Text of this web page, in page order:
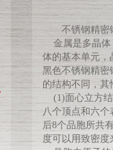
不锈钢精密
金属是多晶体
体的基本单元，
黑色不锈钢精密
的结构不同，
(1)面心立方结
八个顶点和六
后8个品胞所共
度可以用致密度